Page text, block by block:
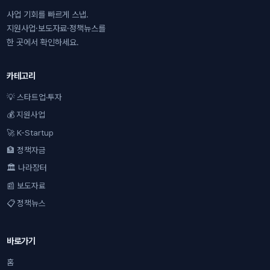
사업 기회를 빠르게 스냅.
지원사업·보도자료·정책뉴스를
한 곳에서 확인하세요.
카테고리
💡 스타트업·투자
💰 지원사업
🚀 K-Startup
🏦 정책자금
🏛 나라장터
📰 보도자료
📋 정책뉴스
바로가기
홈